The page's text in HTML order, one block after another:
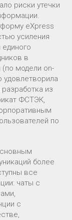
риски утечки
eXpress
усиления
в
(по модели on-
из
ФСТЭК,
по
более
все
чаты с
с